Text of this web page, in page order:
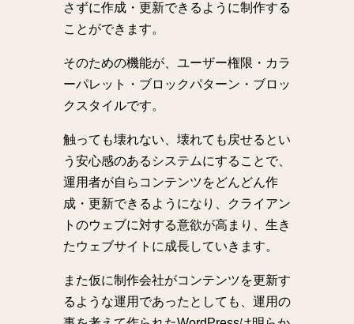
さずに作成・更新できるように制作する
ことができます。
そのための機能が、ユーザー権限・カラ
ーパレット・ブロックパターン・ブロッ
クスタイルです。
触っても壊れない、壊れても戻せるとい
う安心感のあるシステムにすることで、
運用者が自らコンテンツをどんどん作
成・更新できるようになり、クライアン
トのウェブに対する意欲が高まり、生き
たウェブサイトに成長していきます。
また仮に制作会社がコンテンツを更新す
るような運用であったとしても、運用の